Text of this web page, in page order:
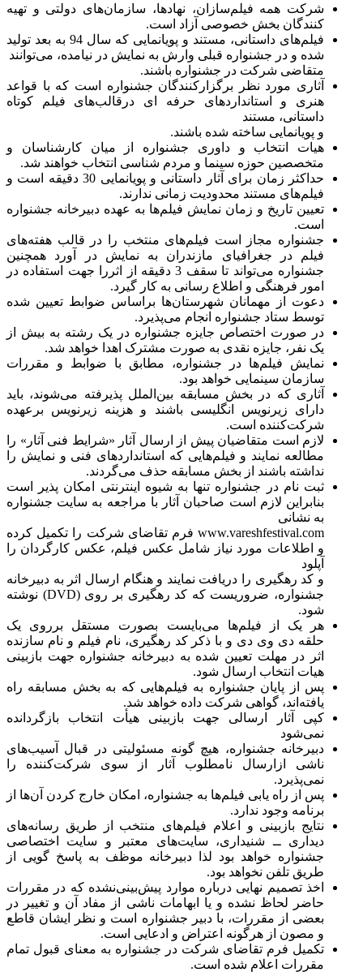
شرکت همه فیلم‌سازان، نهادها، سازمان‌های دولتی و تهیه
کنندگان بخش خصوصی آزاد است.
فیلم‌های داستانی، مستند و پویانمایی که سال 94 به بعد تولید
شده و در جشنواره قبلی وارش به نمایش در نیامده، می‌توانند
متقاضی شرکت در جشنواره باشند.
آثاری مورد نظر برگزارکنندگان جشنواره است که با قواعد
هنری و استانداردهای حرفه ای درقالب‌های فیلم کوتاه
داستانی، مستند
و پویانمایی ساخته شده باشند.
هیات انتخاب و داوری جشنواره از میان کارشناسان و
متخصصین حوزه سینما و مردم شناسی انتخاب خواهند شد.
حداکثر زمان برای آثار داستانی و پویانمایی 30 دقیقه است و
فیلم‌های مستند محدودیت زمانی ندارند.
تعیین تاریخ و زمان نمایش فیلم‌ها به عهده دبیرخانه جشنواره
است.
جشنواره مجاز است فیلم‌های منتخب را در قالب هفته‌های
فیلم در جغرافیای مازندران به نمایش در آورد همچنین
جشنواره می‌تواند تا سقف 3 دقیقه از اثررا جهت استفاده در
امور فرهنگی و اطلاع رسانی به کار گیرد.
دعوت از مهمانان شهرستان‌ها براساس ضوابط تعیین شده
توسط ستاد جشنواره انجام می‌پذیرد.
در صورت اختصاص جایزه جشنواره در یک رشته به بیش از
یک نفر، جایزه نقدی به صورت مشترک اهدا خواهد شد.
نمایش فیلم‌ها در جشنواره، مطابق با ضوابط و مقررات
سازمان سینمایی خواهد بود.
آثاری که در بخش مسابقه بین‌الملل پذیرفته می‌شوند، باید
دارای زیرنویس انگلیسی باشند و هزینه زیرنویس برعهده
شرکت‌کننده است.
لازم است متقاضیان پیش از ارسال آثار «شرایط فنی آثار» را
مطالعه نمایند و فیلم‌هایی که استانداردهای فنی و نمایش را
نداشته باشند از بخش مسابقه حذف می‌گردند.
ثبت نام در جشنواره تنها به شیوه اینترنتی امکان پذیر است
بنابراین لازم است صاحبان آثار با مراجعه به سایت جشنواره
به نشانی
www.vareshfestival.com فرم تقاضای شرکت را تکمیل کرده
و اطلاعات مورد نیاز شامل عکس فیلم، عکس کارگردان را
آپلود
و کد رهگیری را دریافت نمایند و هنگام ارسال اثر به دبیرخانه
جشنواره، ضروریست که کد رهگیری بر روی (DVD) نوشته
شود.
هر یک از فیلم‌ها می‌بایست بصورت مستقل برروی یک
حلقه دی وی دی و با ذکر کد رهگیری، نام فیلم و نام سازنده
اثر در مهلت تعیین شده به دبیرخانه جشنواره جهت بازبینی
هیات انتخاب ارسال شود.
پس از پایان جشنواره به فیلم‌هایی که به بخش مسابقه راه‌
یافته‌اند، گواهی شرکت داده خواهد شد.
کپی آثار ارسالی جهت بازبینی هیأت انتخاب بازگردانده
نمی‌شود
دبیرخانه جشنواره، هیچ‌ گونه مسئولیتی در قبال آسیب‌های
ناشی ازارسال نامطلوب آثار از سوی شرکت‌کننده را
نمی‌پذیرد.
پس از راه‌ یابی فیلم‌ها به جشنواره، امکان خارج کردن آن‌ها از
برنامه وجود ندارد.
نتایج بازبینی و اعلام فیلم‌های منتخب از طریق رسانه‌های
دیداری ــ شنیداری، سایت‌های معتبر و سایت اختصاصی
جشنواره خواهد بود لذا دبیرخانه موظف به پاسخ گویی از
طریق تلفن نخواهد بود.
اخذ تصمیم نهایی درباره موارد پیش‌بینی‌نشده که در مقررات
حاضر لحاظ نشده و یا ابهامات ناشی از مفاد آن و تغییر در
بعضی از مقررات، با دبیر جشنواره است و نظر ایشان قاطع
و مصون از هرگونه اعتراض و ادعایی است.
تکمیل فرم تقاضای شرکت در جشنواره به معنای قبول تمام
مقررات اعلام شده است.